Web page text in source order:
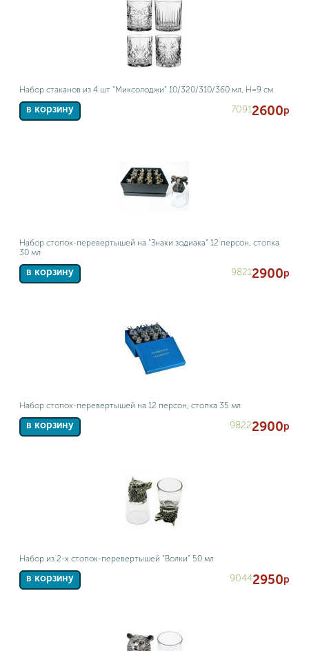
Набор стаканов из 4 шт "Миксолоджи" 10/320/310/360 мл, Н=9 см
в корзину 70912600р
Набор стопок-перевертышей на "Знаки зодиака" 12 персон, стопка
30 мл
в корзину 98212900р
Набор стопок-перевертышей на 12 персон, стопка 35 мл
в корзину 98222900р
Набор из 2-х стопок-перевертышей "Волки" 50 мл
в корзину 90442950р